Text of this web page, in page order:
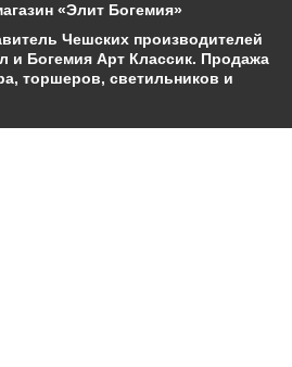
«Элит Богемия»
Чешских производителей
и Богемия Арт Классик. Продажа
торшеров, светильников и